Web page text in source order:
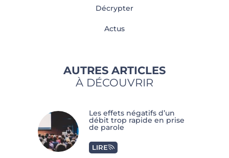
Décrypter
Actus
AUTRES ARTICLES
À DÉCOUVRIR
Les effets négatifs d’un
débit trop rapide en prise
de parole
LIRE